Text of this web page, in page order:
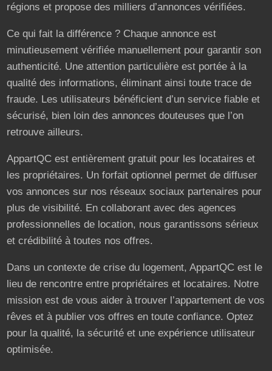
régions et propose des milliers d’annonces vérifiées.
Ce qui fait la différence ? Chaque annonce est
minutieusement vérifiée manuellement pour garantir son
authenticité. Une attention particulière est portée à la
qualité des informations, éliminant ainsi toute trace de
fraude. Les utilisateurs bénéficient d’un service fiable et
sécurisé, bien loin des annonces douteuses que l’on
retrouve ailleurs.
AppartQC est entièrement gratuit pour les locataires et
les propriétaires. Un forfait optionnel permet de diffuser
vos annonces sur nos réseaux sociaux partenaires pour
plus de visibilité. En collaborant avec des agences
professionnelles de location, nous garantissons sérieux
et crédibilité à toutes nos offres.
Dans un contexte de crise du logement, AppartQC est le
lieu de rencontre entre propriétaires et locataires. Notre
mission est de vous aider à trouver l’appartement de vos
rêves et à publier vos offres en toute confiance. Optez
pour la qualité, la sécurité et une expérience utilisateur
optimisée.